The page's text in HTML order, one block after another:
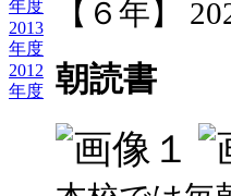
年度
2013
年度
2012
年度
【６年】
朝読書